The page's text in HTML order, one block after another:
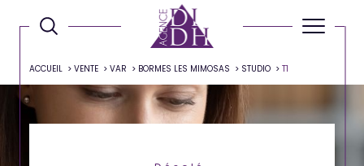
ACCUEIL VENTE VAR BORMES LES MIMOSAS STUDIO T1